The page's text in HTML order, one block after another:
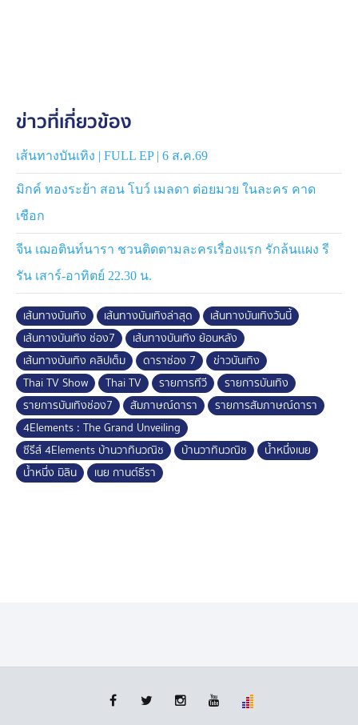
ข่าวที่เกี่ยวข้อง
เส้นทางบันเทิง | FULL EP | 6 ส.ค.69
มิกค์ ทองระย้า สอน โบว์ เมลดา ต่อยมวย ในละคร คาด
เชือก
จีน เฌอตินท์นารา ชวนติดตามละครเรื่องแรก รักล้นแผง รี
รัน เสาร์-อาทิตย์ 22.30 น.
เส้นทางบันเทิง เส้นทางบันเทิงล่าสุด
เส้นทางบันเทิงวันนี้
เส้นทางบันเทิง ช่อง7
เส้นทางบันเทิง ย้อนหลัง
เส้นทางบันเทิง คลิปเต็ม
ดาราช่อง 7
ข่าวบันเทิง
Thai TV Show
Thai TV รายการทีวี
รายการบันเทิง
รายการบันเทิงช่อง7
สัมภาษณ์ดารา
รายการสัมภาษณ์ดารา
4Elements : The Grand Unveiling
ซีรีส์ 4Elements บ้านวาทินวณิช
บ้านวาทินวณิช
น้ำหนึ่งเนย
น้ำหนึ่ง มิลิน
เนย กานต์ธีรา